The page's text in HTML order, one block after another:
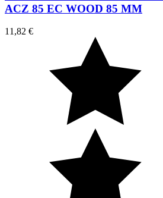
ACZ 85 EC WOOD 85 MM
11,82 €